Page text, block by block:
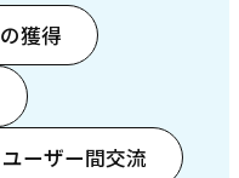
獲得
ユーザー間交流